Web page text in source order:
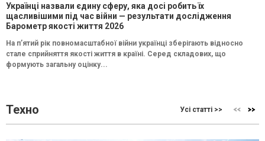
Українці назвали єдину сферу, яка досі робить їх
щасливішими під час війни — результати дослідження
Барометр якості життя 2026
На п’ятий рік повномасштабної війни українці зберігають відносно
стале сприйняття якості життя в країні. Серед складових, що
формують загальну оцінку...
Техно Усі статті >>